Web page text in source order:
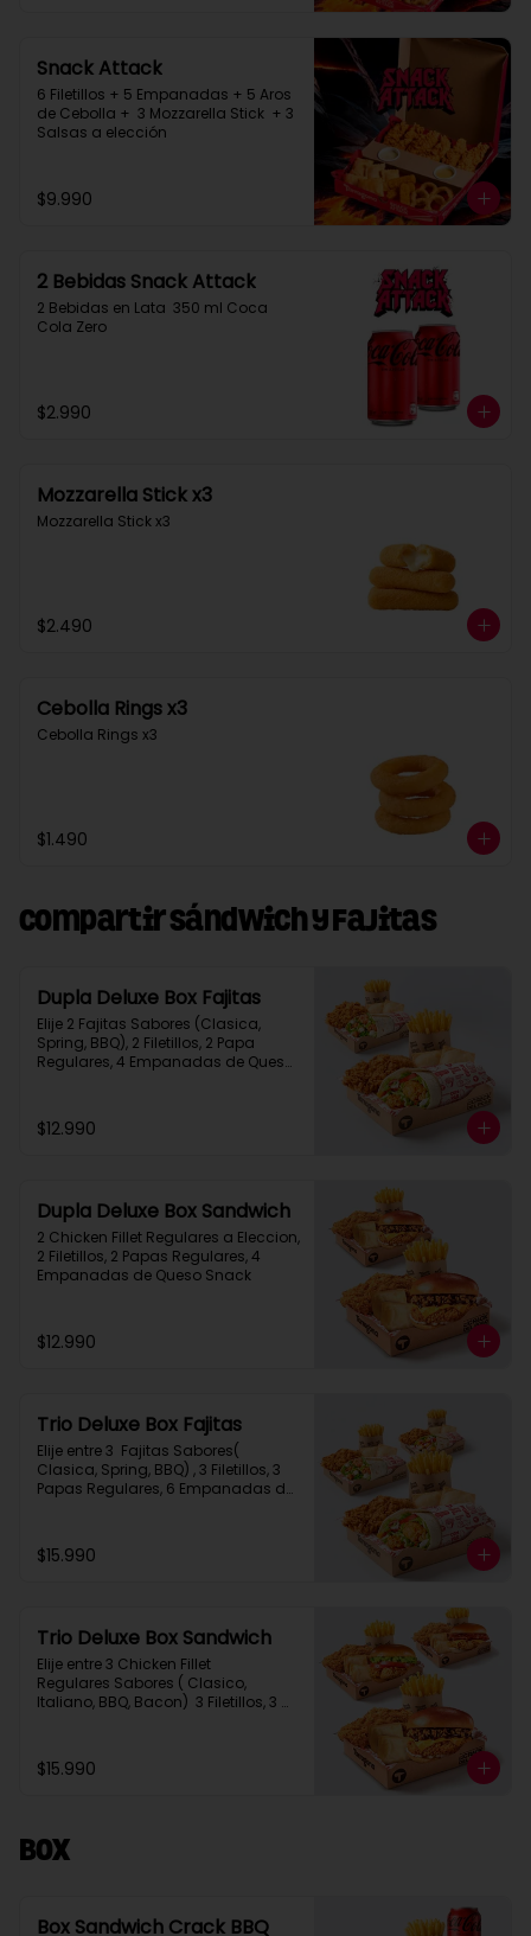
Snack Attack
6 Filetillos + 5 Empanadas + 5 Aros
de Cebolla +  3 Mozzarella Stick  + 3
Salsas a elección
$9.990
2 Bebidas Snack Attack
2 Bebidas en Lata  350 ml Coca
Cola Zero
$2.990
Mozzarella Stick x3
Mozzarella Stick x3
$2.490
Cebolla Rings x3
Cebolla Rings x3
$1.490
Compartir Sándwich y Fajitas
Dupla Deluxe Box Fajitas
Elije 2 Fajitas Sabores (Clasica,
Spring, BBQ), 2 Filetillos, 2 Papa
Regulares, 4 Empanadas de Queso
$12.990
Dupla Deluxe Box Sandwich
2 Chicken Fillet Regulares a Eleccion,
2 Filetillos, 2 Papas Regulares, 4
Empanadas de Queso Snack
$12.990
Trio Deluxe Box Fajitas
Elije entre 3  Fajitas Sabores(
Clasica, Spring, BBQ) , 3 Filetillos, 3
Papas Regulares, 6 Empanadas de
$15.990
Trio Deluxe Box Sandwich
Elije entre 3 Chicken Fillet
Regulares Sabores ( Clasico,
Italiano, BBQ, Bacon)  3 Filetillos, 3
$15.990
Box
Box Sandwich Crack BBQ